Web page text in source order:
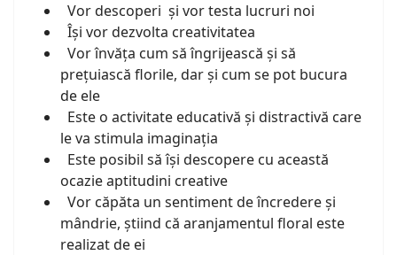
Vor descoperi și vor testa lucruri noi
Își vor dezvolta creativitatea
Vor învăța cum să îngrijească și să
prețuiască florile, dar și cum se pot bucura
de ele
Este o activitate educativă și distractivă care
le va stimula imaginația
Este posibil să își descopere cu această
ocazie aptitudini creative
Vor căpăta un sentiment de încredere și
mândrie, știind că aranjamentul floral este
realizat de ei